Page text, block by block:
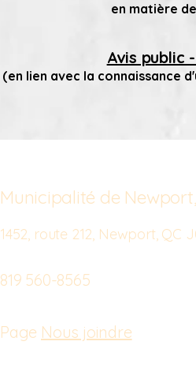
en matière
Avis public
(en lien avec la connaissance
Municipalité de
1452, route 212, Newport, QC
819 560-8565
Page Nous joindre